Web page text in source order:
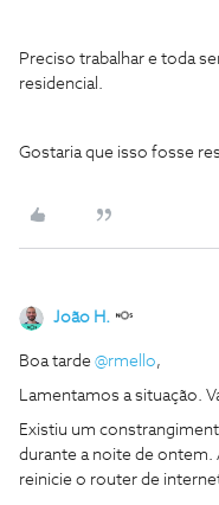
Preciso trabalhar e toda
residencial.
Gostaria que isso fosse
João H.
Boa tarde @rmello,
Lamentamos a situação.
Existiu um
durante a noite de
reinicie o router de